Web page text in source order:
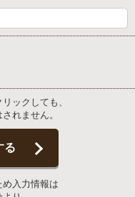
ックしても、
れません。
る
入力情報は